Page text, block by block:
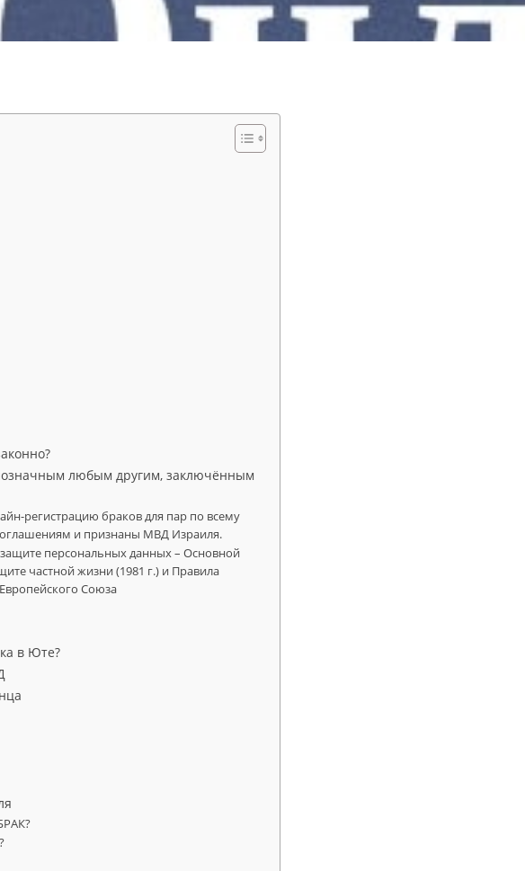
любым другим, заключённым
регистрацию браков для пар по всему
и признаны МВД Израиля.
персональных данных – Основной
частной жизни (1981 г.) и Правила
Союза
в Юте?